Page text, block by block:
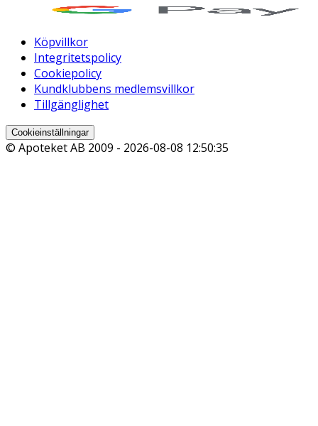
Köpvillkor
Integritetspolicy
Cookiepolicy
Kundklubbens medlemsvillkor
Tillgänglighet
Cookieinställningar
© Apoteket AB 2009 - 2026-08-08 12:50:35